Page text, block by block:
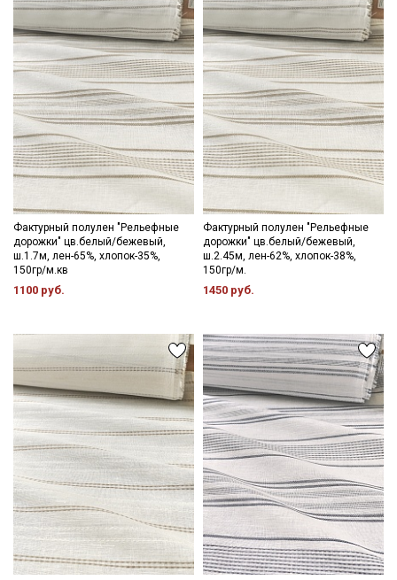
Фактурный полулен "Рельефные
дорожки" цв.белый/бежевый,
ш.1.7м, лен-65%, хлопок-35%,
150гр/м.кв
1100 руб.
Фактурный полулен "Рельефные
дорожки" цв.белый/бежевый,
ш.2.45м, лен-62%, хлопок-38%,
150гр/м.
1450 руб.
Ознакомлен(а) сПолитикой обработки персональных
Согласие на обработку персональных
данных
ДаюСогласие на получение рекламных и
информационных рассылок